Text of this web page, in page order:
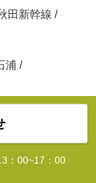
田新幹線 /
浦 /
：00~17：00